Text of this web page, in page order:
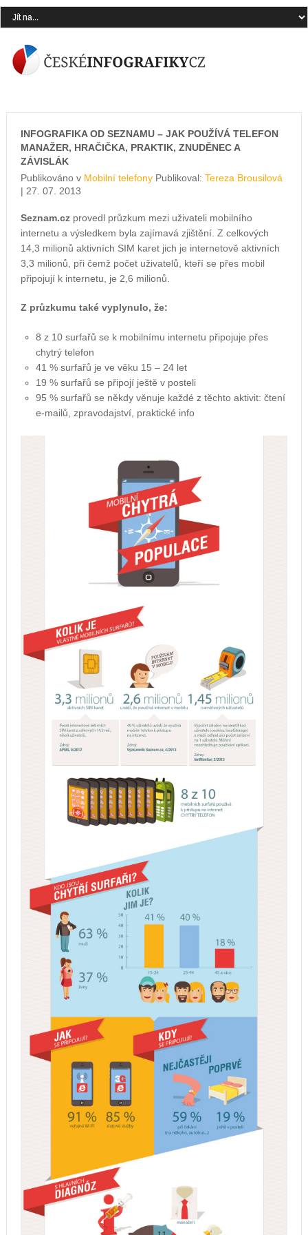
INFOGRAFIKA OD SEZNAMU – JAK POUŽÍVÁ TELEFON
MANAŽER, HRAČIČKA, PRAKTIK, ZNUDĚNEC A
ZÁVISLÁK
Publikováno v Mobilní telefonyPublikoval: Tereza Brousilová
| 27. 07. 2013
Seznam.czprovedl průzkum mezi uživateli mobilního
internetu a výsledkem byla zajímavá zjištění. Z celkových
14,3 milionů aktivních SIM karet jich je internetově aktivních
3,3 milionů, při čemž počet uživatelů, kteří se přes mobil
připojují k internetu, je 2,6 milionů.
Z průzkumu také vyplynulo, že:
8 z 10 surfařů se k mobilnímu internetu připojuje přes
chytrý telefon
41 % surfařů je ve věku 15 – 24 let
19 % surfařů se připojí ještě v posteli
95 % surfařů se někdy věnuje každé z těchto aktivit: čtení
e-mailů, zpravodajství, praktické info